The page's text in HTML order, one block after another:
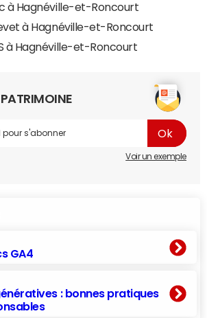
à Hagnéville-et-Roncourt
à Hagnéville-et-Roncourt
à Hagnéville-et-Roncourt
Voir un exemple
GA4
: bonnes pratiques